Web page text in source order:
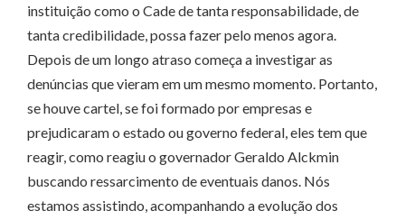
instituição como o Cade de tanta responsabilidade, de
tanta credibilidade, possa fazer pelo menos agora.
Depois de um longo atraso começa a investigar as
denúncias que vieram em um mesmo momento. Portanto,
se houve cartel, se foi formado por empresas e
prejudicaram o estado ou governo federal, eles tem que
reagir, como reagiu o governador Geraldo Alckmin
buscando ressarcimento de eventuais danos. Nós
estamos assistindo, acompanhando a evolução dos